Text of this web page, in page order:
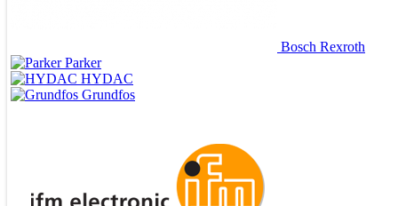
Bosch Rexroth
Parker
HYDAC
Grundfos